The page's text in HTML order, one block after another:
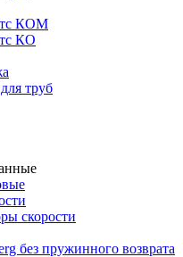
КОМ
КО
труб
скорости
без пружинного возврата